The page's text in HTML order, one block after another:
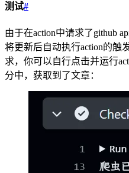
测试#
由于在action中请求了github
将更新后自动执行action的触
求，你可以自行点击并运行
分中，获取到了文章：